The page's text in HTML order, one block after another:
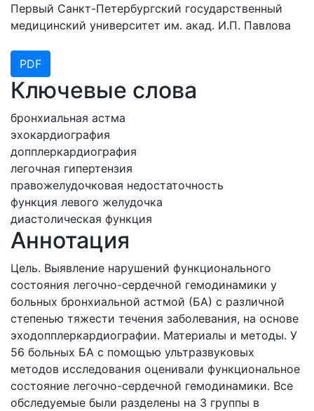
Первый Санкт-Петербургский государственный
медицинский университет им. акад. И.П. Павлова
PDF
Ключевые слова
бронхиальная астма
эхокардиография
допплеркардиография
легочная гипертензия
правожелудочковая недостаточность
функция левого желудочка
диастолическая функция
Аннотация
Цель. Выявление нарушений функционального
состояния легочно-сердечной гемодинамики у
больных бронхиальной астмой (БА) с различной
степенью тяжести течения заболевания, на основе
эходопплеркардиографии. Материалы и методы. У
56 больных БА с помощью ультразвуковых
методов исследования оценивали функциональное
состояние легочно-сердечной гемодинамики. Все
обследуемые были разделены на 3 группы в